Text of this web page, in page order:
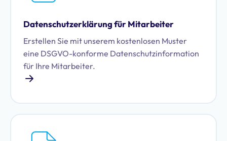
Datenschutzerklärung für Mitarbeiter
Erstellen Sie mit unserem kostenlosen Muster
eine DSGVO-konforme Datenschutzinformation
für Ihre Mitarbeiter.